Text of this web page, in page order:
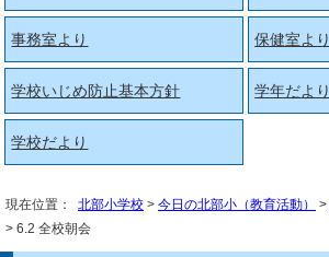
事務室より 保健室より
学校いじめ防止基本方針 学年だより
学校だより
現在位置： 北部小学校 > 今日の北部小（教育活動） >
> 6.2 全校朝会